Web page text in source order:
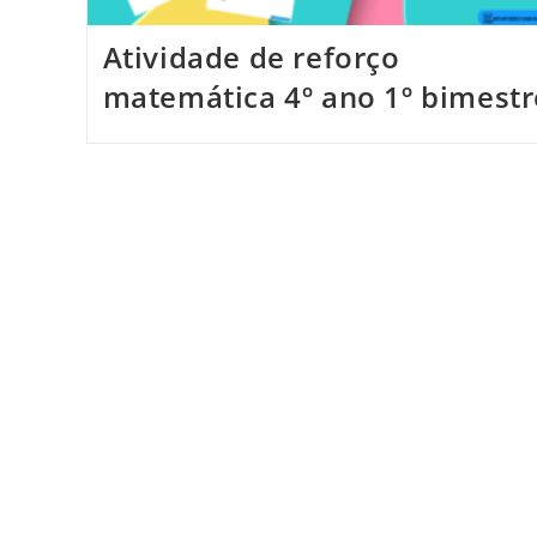
Atividade de reforço
matemática 4º ano 1º